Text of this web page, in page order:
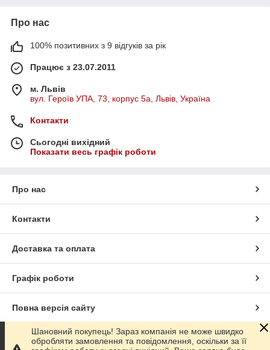
Про нас
100% позитивних з 9 відгуків за рік
Працює з 23.07.2011
м. Львів
вул. Героїв УПА, 73, корпус 5а, Львів, Україна
Контакти
Сьогодні вихідний
Показати весь графік роботи
Про нас
Контакти
Доставка та оплата
Графік роботи
Повна версія сайту
Сайт створено на маркетплейсіProm.ua
Шановний покупець! Зараз компанія не може швидко
обробляти замовлення та повідомлення, оскільки за її